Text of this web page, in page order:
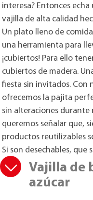
interesa? Entonces
vajilla de alta calidad
Un plato lleno de
una herramienta para
¡cubiertos! Para ello
cubiertos de madera.
fiesta sin invitados. Con
ofrecemos la pajita
sin alteraciones
queremos señalar que,
productos reutilizables
Si son desechables, que
Vajilla de
azúcar